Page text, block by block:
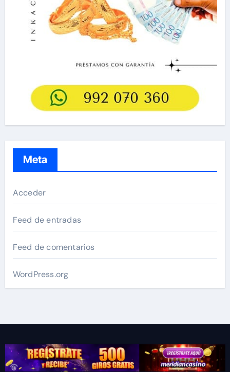
Meta
Acceder
Feed de entradas
Feed de comentarios
WordPress.org